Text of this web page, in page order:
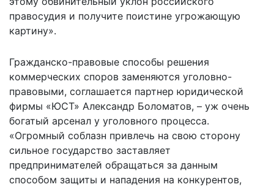
правосудия и получите поистине угрожающую
картину».
Гражданско-правовые способы решения
коммерческих споров заменяются уголовно-
правовыми, соглашается партнер юридической
фирмы «ЮСТ» Александр Боломатов, – уж очень
богатый арсенал у уголовного процесса.
«Огромный соблазн привлечь на свою сторону
сильное государство заставляет
предпринимателей обращаться за данным
способом защиты и нападения на конкурентов,